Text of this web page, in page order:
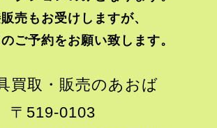
売もお受けしますが、
ご予約をお願い致します。
買取・販売のあおば
〒519-0103